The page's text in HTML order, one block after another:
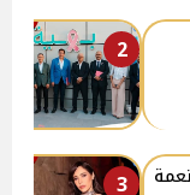
2
3